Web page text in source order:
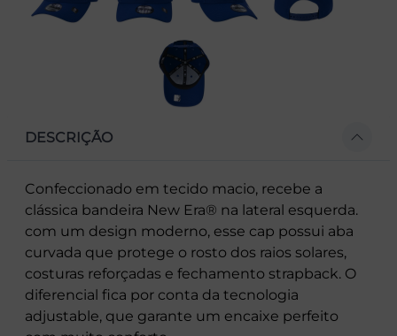
DESCRIÇÃO
Confeccionado em tecido macio, recebe a
clássica bandeira New Era® na lateral esquerda.
com um design moderno, esse cap possui aba
curvada que protege o rosto dos raios solares,
costuras reforçadas e fechamento strapback. O
diferencial fica por conta da tecnologia
adjustable, que garante um encaixe perfeito